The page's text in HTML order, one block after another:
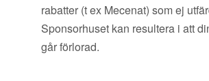
rabatter (t ex Mecenat) som ej
Sponsorhuset kan resultera i att
går förlorad.